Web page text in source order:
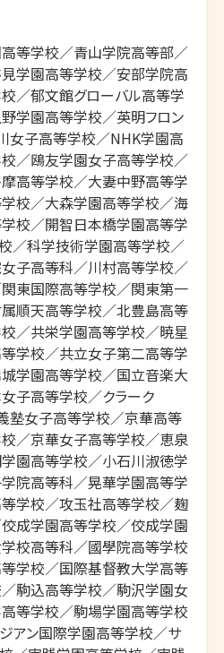
等学校／青山学院高等部／
学園高等学校／安部学院高
／郁文館グローバル高等学
学園高等学校／英明フロン
女子高等学校／NHK学園高
／鴎友学園女子高等学校／
高等学校／大妻中野高等学
校／大森学園高等学校／海
校／開智日本橋学園高等学
／科学技術学園高等学校／
子高等科／川村高等学校／
東国際高等学校／関東第一
順天高等学校／北豊島高等
／共栄学園高等学校／暁星
学校／共立女子第二高等学
学園高等学校／国立音楽大
子高等学校／クラーク
塾女子高等学校／京華高等
／京華女子高等学校／恵泉
園高等学校／小石川淑徳学
院高等科／晃華学園高等学
学校／攻玉社高等学校／麹
成学園高等学校／佼成学園
校高等科／國學院高等学校
学校／国際基督教大学高等
駒込高等学校／駒沢学園女
等学校／駒場学園高等学校
アン国際学園高等学校／サ